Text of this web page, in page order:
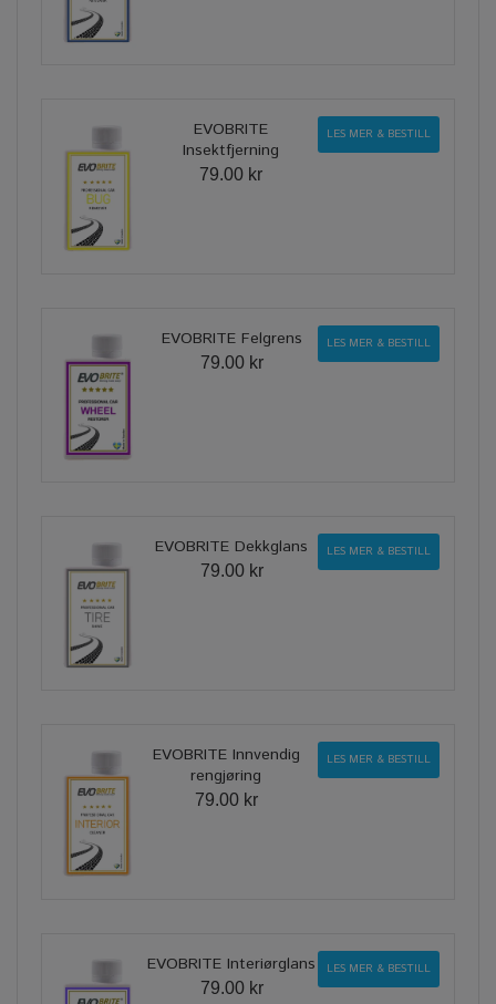
EVOBRITE
Insektfjerning
79.00 kr
LES MER & BESTILL
EVOBRITE Felgrens
79.00 kr
LES MER & BESTILL
EVOBRITE Dekkglans
79.00 kr
LES MER & BESTILL
EVOBRITE Innvendig
rengjøring
79.00 kr
LES MER & BESTILL
EVOBRITE Interiørglans
79.00 kr
LES MER & BESTILL